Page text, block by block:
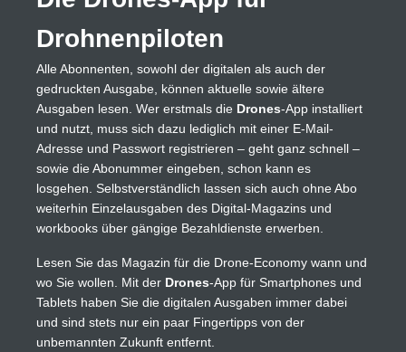
Drohnenpiloten
Alle Abonnenten, sowohl der digitalen als auch der
gedruckten Ausgabe, können aktuelle sowie ältere
Ausgaben lesen. Wer erstmals die Drones-App installiert
und nutzt, muss sich dazu lediglich mit einer E-Mail-
Adresse und Passwort registrieren – geht ganz schnell –
sowie die Abonummer eingeben, schon kann es
losgehen. Selbstverständlich lassen sich auch ohne Abo
weiterhin Einzelausgaben des Digital-Magazins und
workbooks über gängige Bezahldienste erwerben.
Lesen Sie das Magazin für die Drone-Economy wann und
wo Sie wollen. Mit der Drones-App für Smartphones und
Tablets haben Sie die digitalen Ausgaben immer dabei
und sind stets nur ein paar Fingertipps von der
unbemannten Zukunft entfernt.